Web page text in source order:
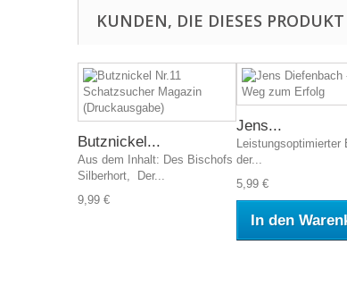
KUNDEN, DIE DIESES
Butznickel...
Aus dem Inhalt: Des Bischofs
Silberhort, Der...
9,99 €
Jens...
Leistungsoptimierter
der...
5,99 €
In den